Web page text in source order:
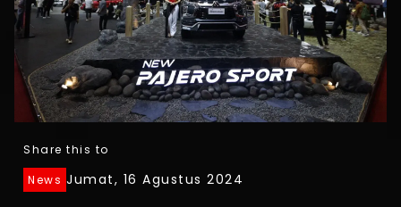
Share this to
News Jumat, 16 Agustus 2024